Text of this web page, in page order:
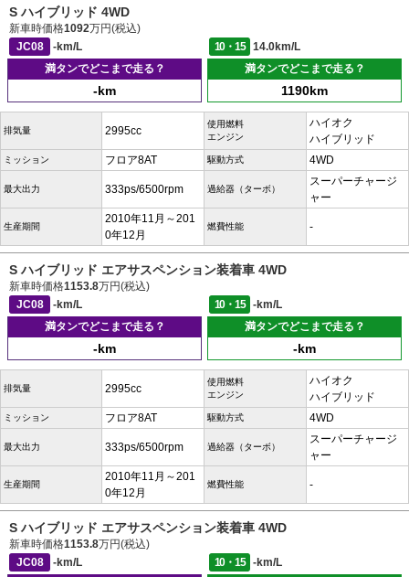
S ハイブリッド 4WD
新車時価格1092万円(税込)
JC08
-km/L 10・15
14.0km/L
満タンでどこまで走る？
-km
満タンでどこまで走る？
1190km
排気量 2995cc
使用燃料
エンジン
ハイオク
ハイブリッド
ミッション フロア8AT 駆動方式 4WD
最大出力 333ps/6500rpm 過給器（ターボ）
スーパーチャージ
ャー
生産期間
2010年11月～201
0年12月
燃費性能 -
S ハイブリッド エアサスペンション装着車 4WD
新車時価格1153.8万円(税込)
JC08
-km/L 10・15
-km/L
満タンでどこまで走る？
-km
満タンでどこまで走る？
-km
排気量 2995cc
使用燃料
エンジン
ハイオク
ハイブリッド
ミッション フロア8AT 駆動方式 4WD
最大出力 333ps/6500rpm 過給器（ターボ）
スーパーチャージ
ャー
生産期間
2010年11月～201
0年12月
燃費性能 -
S ハイブリッド エアサスペンション装着車 4WD
新車時価格1153.8万円(税込)
JC08
-km/L 10・15
-km/L